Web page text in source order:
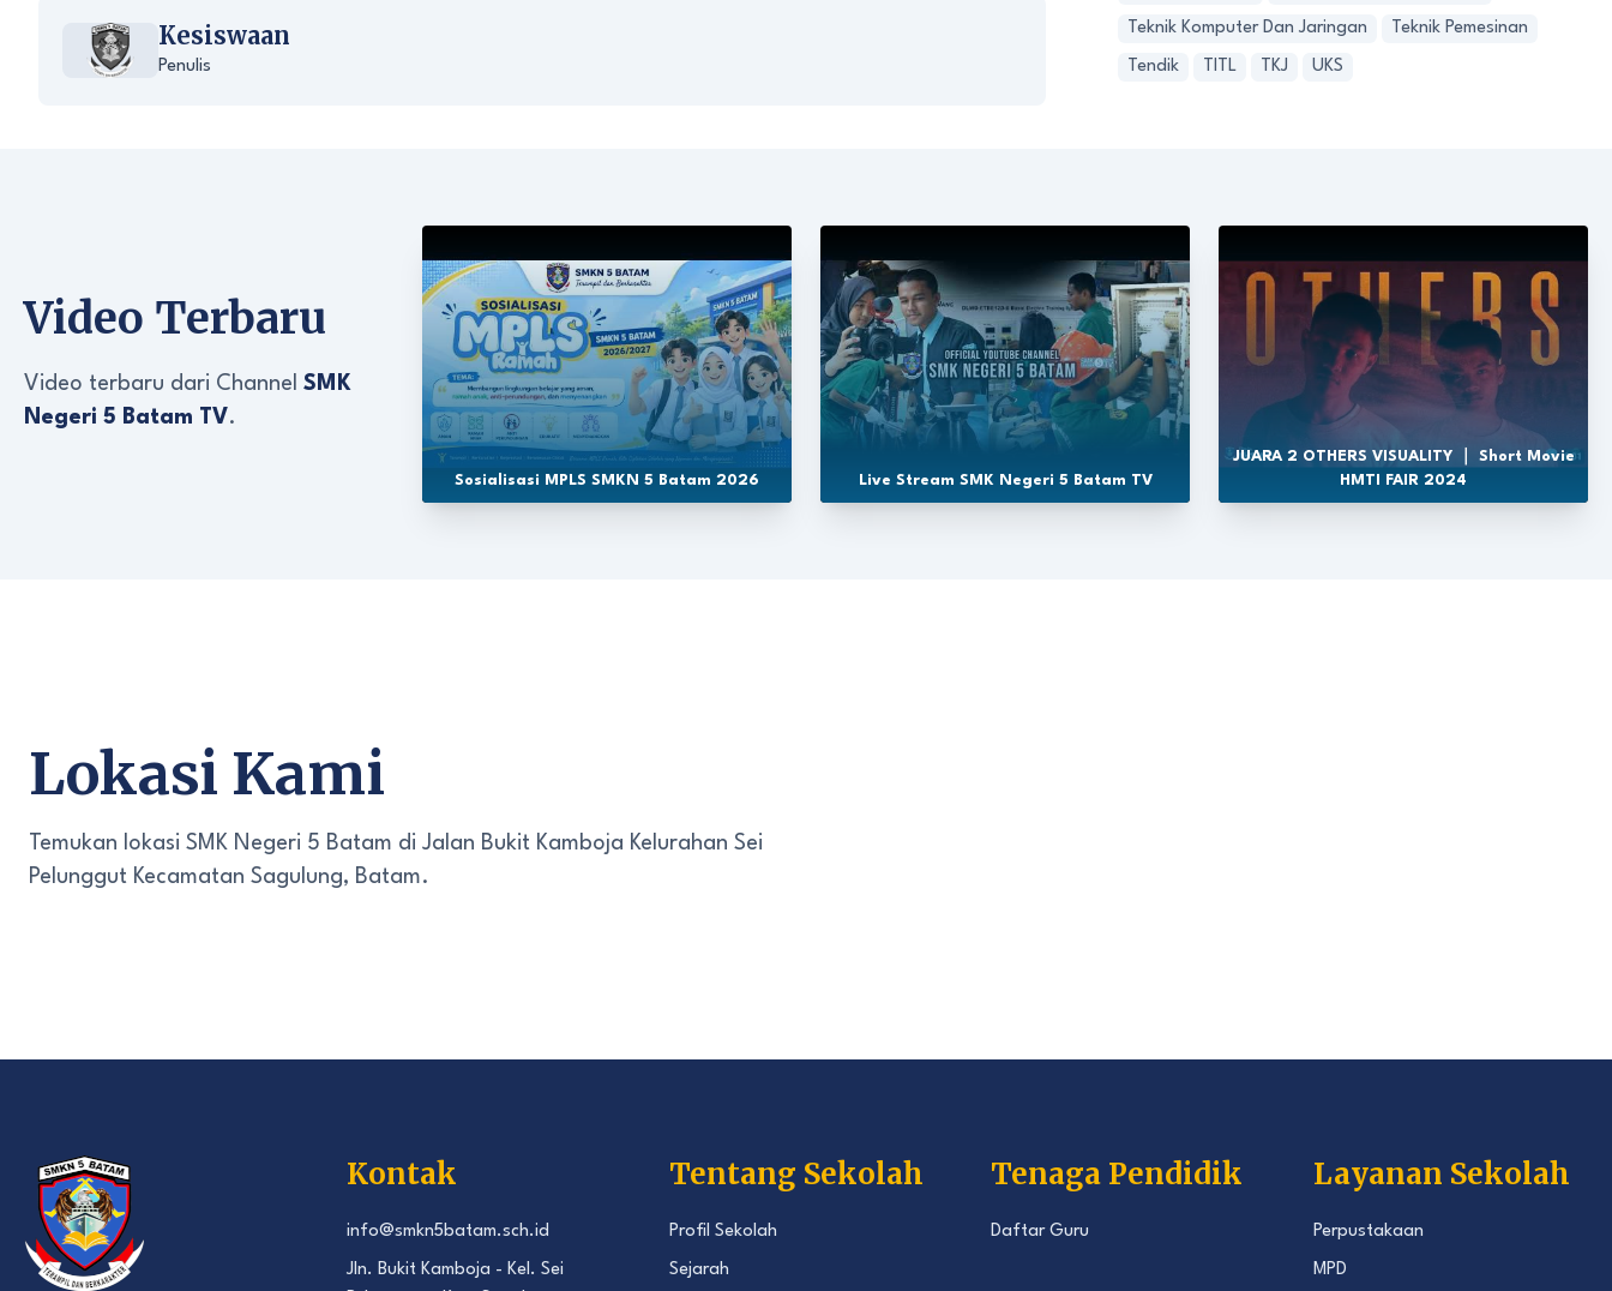
Kesiswaan
Penulis
Teknik Komputer Dan Jaringan Teknik Pemesinan
Tendik TITL TKJ UKS
Video Terbaru
Video terbaru dari Channel SMK
Negeri 5 Batam TV.
Sosialisasi MPLS SMKN 5 Batam 2026 Live Stream SMK Negeri 5 Batam TV
JUARA 2 OTHERS VISUALITY ｜ Short Movie
HMTI FAIR 2024
Lokasi Kami
Temukan lokasi SMK Negeri 5 Batam di Jalan Bukit Kamboja Kelurahan Sei
Pelunggut Kecamatan Sagulung, Batam.
Kontak
info@smkn5batam.sch.id
Jln. Bukit Kamboja - Kel. Sei
Tentang Sekolah
Profil Sekolah
Sejarah
Tenaga Pendidik
Daftar Guru
Layanan Sekolah
Perpustakaan
MPD